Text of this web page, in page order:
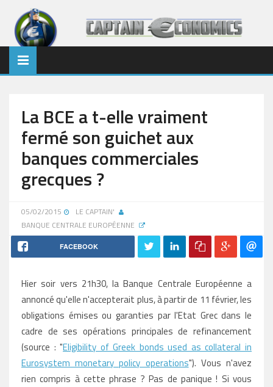
La BCE a t-elle vraiment
fermé son guichet aux
banques commerciales
grecques ?
05/02/2015
LE CAPTAIN'
BANQUE CENTRALE EUROPÉENNE
FACEBOOK
Hier soir vers 21h30, la Banque Centrale Européenne a
annoncé qu'elle n'accepterait plus, à partir de 11 février, les
obligations émises ou garanties par l'Etat Grec dans le
cadre de ses opérations principales de refinancement
(source : "Eligibility of Greek bonds used as collateral in
Eurosystem monetary policy operations"). Vous n'avez
rien compris à cette phrase ? Pas de panique ! Si vous